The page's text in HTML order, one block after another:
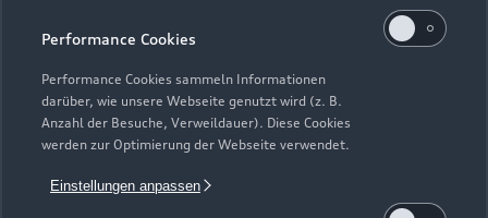
Performance Cookies
Performance Cookies sammeln Informationen
darüber, wie unsere Webseite genutzt wird (z. B.
Anzahl der Besuche, Verweildauer). Diese Cookies
werden zur Optimierung der Webseite verwendet.
Einstellungen anpassen
Online-Terminvereinbarung
Servicekontakt
Bordbuch & Bedienungsanleitungen
Presse & Media Center
Datenschutz
Audi erleben
© 2026 AUDI AG. Alle Rechte vorbehalten
Impressum Rechtliches
Hinweisgebersystem
Datenschutzinformation
Cookie-Einstellungen
Cookie-Richtlinie
Barrierefreiheit
EU Data Act